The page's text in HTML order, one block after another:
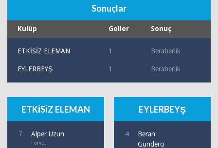
Sonuçlar
Kulüp Goller Sonuç
ETKİSİZ ELEMAN 1 Beraberlik
EYLERBEYŞ 1 Beraberlik
ETKİSİZ ELEMAN
7 Alper Uzun
Forvet
EYLERBEYŞ
4
Beran
Günderci